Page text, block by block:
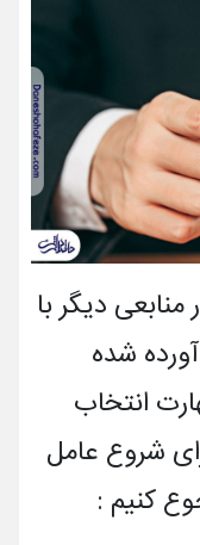
دیگر با
شده
انتخاب
شروع عامل
کنیم :